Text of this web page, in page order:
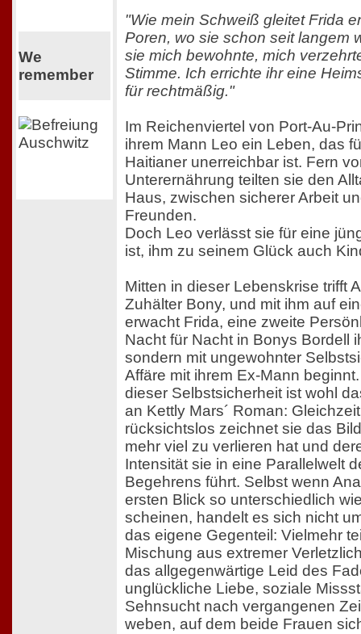
We
remember
"Wie mein Schweiß gleitet Frida
Poren, wo sie schon seit langem
sie mich bewohnte, mich
Stimme. Ich errichte ihr eine
für rechtmäßig."
Im Reichenviertel von Port-Au-
ihrem Mann Leo ein Leben, das
Haitianer unerreichbar ist. Fern
Unterernährung teilten sie den
Haus, zwischen sicherer Arbeit
Freunden.
Doch Leo verlässt sie für eine
ist, ihm zu seinem Glück auch
Mitten in dieser Lebenskrise trifft
Zuhälter Bony, und mit ihm auf
erwacht Frida, eine zweite
Nacht für Nacht in Bonys Bordell
sondern mit ungewohnter
Affäre mit ihrem Ex-Mann
dieser Selbstsicherheit ist wohl
an Kettly Mars´ Roman:
rücksichtslos zeichnet sie das
mehr viel zu verlieren hat und
Intensität sie in eine Parallelwelt
Begehrens führt. Selbst wenn
ersten Blick so unterschiedlich
scheinen, handelt es sich nicht
das eigene Gegenteil: Vielmehr
Mischung aus extremer
das allgegenwärtige Leid des
unglückliche Liebe, soziale
Sehnsucht nach vergangenen
weben, auf dem beide Frauen